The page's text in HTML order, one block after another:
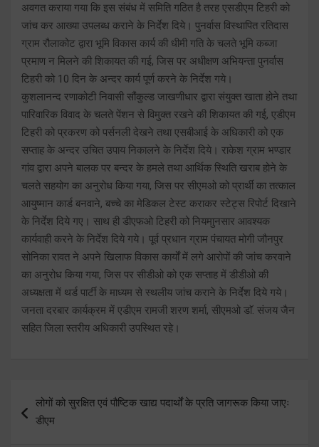
अवगत कराया गया कि इस संबंध में समिति गठित है तरह एसडीएम टिहरी को
जांच कर आख्या उपलब्ध कराने के निर्देश दिये। पुनर्वास विस्थापित रतिदास
ग्राम रौलाकोट द्वारा भूमि विकास कार्य की धीमी गति के चलते भूमि कब्जा
प्रमाण न मिलने की शिकायत की गई, जिस पर अधीक्षण अभियन्ता पुनर्वास
टिहरी को 10 दिन के अन्दर कार्य पूर्ण करने के निर्देश गये।
कुशलानन्द रणाकोटी निवासी सौंकुल्ड जाखणीधार द्वारा संयुक्त खाता होने तथा
पारिवारिक विवाद के चलते पेंशन से विमुक्त रखने की शिकायत की गई, एडीएम
टिहरी को प्रकरण को पर्सनली देखने तथा एसबीआई के अधिकारी को एक
सप्ताह के अन्दर उचित उपाय निकालने के निर्देश दिये। राकेश ग्राम भण्डार
गांव द्वारा अपने बालक पर बन्दर के हमले तथा आर्थिक स्थिति खराब होने के
चलते सहयोग का अनुरोध किया गया, जिस पर सीएमओ को प्रार्थी का तत्काल
आयुष्मान कार्ड बनवाने, बच्चे का मेडिकल टेस्ट कराकर स्टेट्स रिपोर्ट दिखाने
के निर्देश दिये गए। साथ ही डीएफओ टिहरी को नियमाुनसार आवश्यक
कार्यवाही करने के निर्देश दिये गये। पूर्व प्रधान ग्राम पंचायत मोगी जौनपुर
सोनिका रावत ने अपने खिलाफ विकास कार्यों में लगे आरोपों की जांच करवाने
का अनुरोध किया गया, जिस पर सीडीओ को एक सप्ताह में डीडीओ की
अध्यक्षता में थर्ड पार्टी के माध्यम से स्थलीय जांच कराने के निर्देश दिये गये।
जनता दरबार कार्यक्रम में एडीएम रामजी शरण शर्मा, सीएमओ डाॅ. संजय जैन
सहित जिला स्तरीय अधिकारी उपस्थित रहे।
navigation
लोगों को सुरक्षित एवं पौष्टिक खाद्य पदार्थों के प्रति जागरूक किया जाएः
डीएम